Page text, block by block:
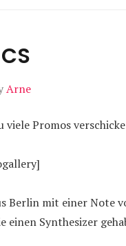
Arne
Promos
Berlin mit einer Note
einen Synthesizer